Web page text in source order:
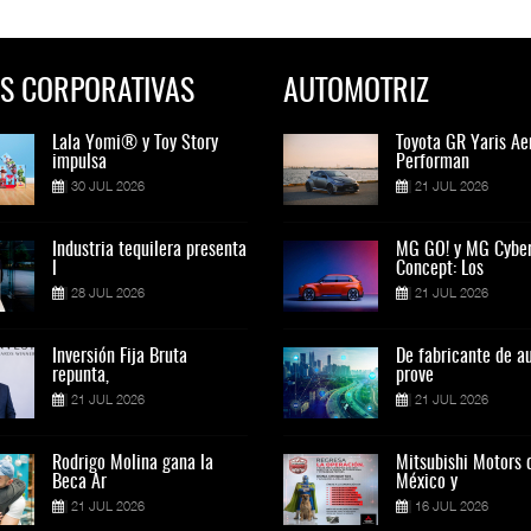
CORPORATIVAS
Lala Yomi® y Toy Story
impulsa
30 JUL 2026
Industria tequilera presenta
28 JUL 2026
Inversión Fija Bruta
repunta,
21 JUL 2026
Rodrigo Molina gana la
Beca Ar
21 JUL 2026
Lala Yomi® y Toy
impulsa
30 JUL 2026
Industria tequilera
28 JUL 2026
Inversión Fija Bruta
repunta,
21 JUL 2026
Rodrigo Molina gana
Beca Ar
21 JUL 2026
AUTOMOTRIZ
Toyota GR Yaris Aero
Performan
21 JUL 2026
MG GO! y MG Cyber
21 JUL 2026
De fabricante de autos a
prove
21 JUL 2026
Mitsubishi Motors de
México y
16 JUL 2026
Toyota GR Yaris
Performan
21 JUL 2026
MG GO! y MG
Concept: Los
21 JUL 2026
De fabricante de
prove
21 JUL 2026
Mitsubishi Motors
México y
16 JUL 2026